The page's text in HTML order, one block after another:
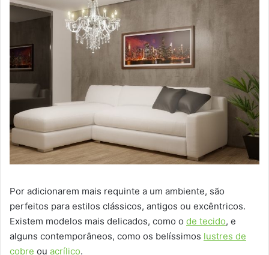
Por adicionarem mais requinte a um ambiente, são
perfeitos para estilos clássicos, antigos ou excêntricos.
Existem modelos mais delicados, como o de tecido, e
alguns contemporâneos, como os belíssimos lustres de
cobre ou acrílico.